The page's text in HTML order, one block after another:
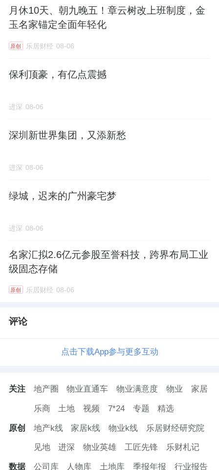
来源：智通财经网
月休10天、朝九晚五！章云树改上班制度，金
玉名家锚定全面年轻化
原创 乐居财经 08-06
保利顶豪，有亿点震撼
进深 08-06
深圳新世界集团，又添新愁
进深 08-06
绿城，迟来的广州豪宅梦
进深 08-06
名家汇拟2.6亿元参股至誉科技，跨界布局工业
级固态存储
原创 乐居财经 08-06
评论
点击下载App参与更多互动
关注 地产圈 物业直通车 物业满意度 物业 家居
乐商 土地 视频 7*24 专题 精选
原创 地产k线 家居k线 物业k线 乐居财经研究院
见地 进深 物业英雄 工匠先锋 乐财札记
数据 公司库 人物库 土地库 季报年报 行业报告